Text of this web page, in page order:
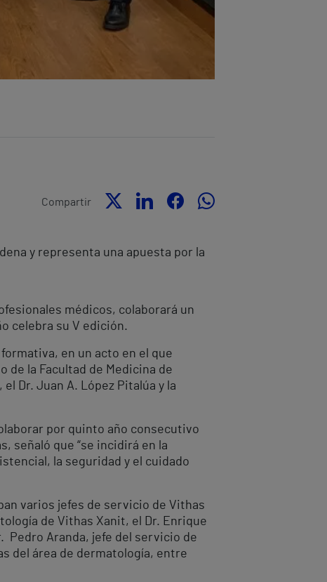
Compartir
y representa una apuesta por la
médicos, colaborará un
celebra su V edición.
en un acto en el que
de la Facultad de Medicina de
Dr. Juan A. López Pitalúa y la
por quinto año consecutivo
señaló que “se incidirá en la
la seguridad y el cuidado
varios jefes de servicio de Vithas
de Vithas Xanit, el Dr. Enrique
Pedro Aranda, jefe del servicio de
del área de dermatología, entre